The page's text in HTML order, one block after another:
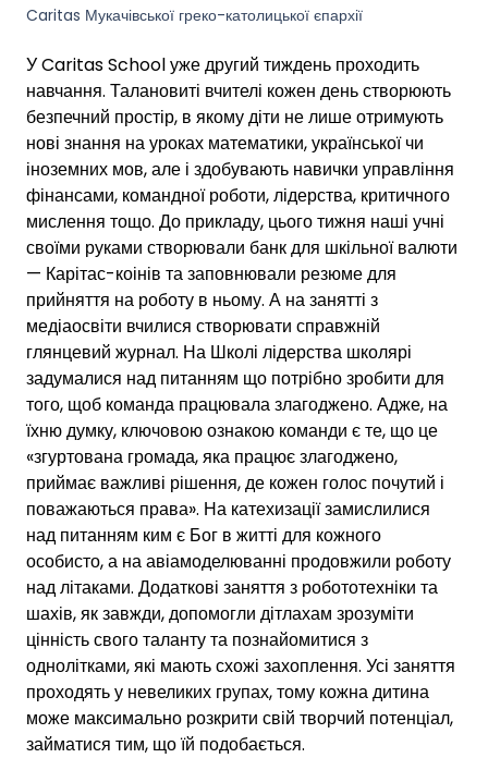
Caritas Мукачівської греко-католицької єпархії
У Caritas School уже другий тиждень проходить
навчання. Талановиті вчителі кожен день створюють
безпечний простір, в якому діти не лише отримують
нові знання на уроках математики, української чи
іноземних мов, але і здобувають навички управління
фінансами, командної роботи, лідерства, критичного
мислення тощо. До прикладу, цього тижня наші учні
своїми руками створювали банк для шкільної валюти
— Карітас-коінів та заповнювали резюме для
прийняття на роботу в ньому. А на занятті з
медіаосвіти вчилися створювати справжній
глянцевий журнал. На Школі лідерства школярі
задумалися над питанням що потрібно зробити для
того, щоб команда працювала злагоджено. Адже, на
їхню думку, ключовою ознакою команди є те, що це
«згуртована громада, яка працює злагоджено,
приймає важливі рішення, де кожен голос почутий і
поважаються права». На катехизації замислилися
над питанням ким є Бог в житті для кожного
особисто, а на авіамоделюванні продовжили роботу
над літаками. Додаткові заняття з робототехніки та
шахів, як завжди, допомогли дітлахам зрозуміти
цінність свого таланту та познайомитися з
однолітками, які мають схожі захоплення. Усі заняття
проходять у невеликих групах, тому кожна дитина
може максимально розкрити свій творчий потенціал,
займатися тим, що їй подобається.